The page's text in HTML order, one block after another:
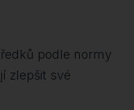
podle normy
zlepšit své